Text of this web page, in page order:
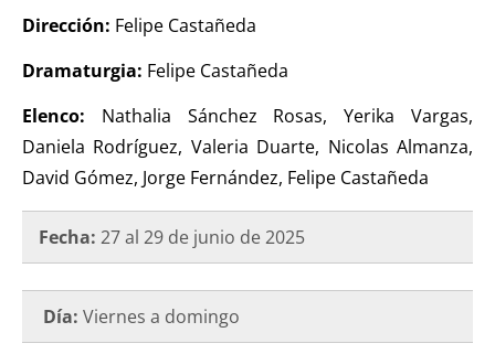
Dirección: Felipe Castañeda
Dramaturgia: Felipe Castañeda
Elenco: Nathalia Sánchez Rosas, Yerika Vargas,
Daniela Rodríguez, Valeria Duarte, Nicolas Almanza,
David Gómez, Jorge Fernández, Felipe Castañeda
Fecha: 27 al 29 de junio de 2025
Día: Viernes a domingo